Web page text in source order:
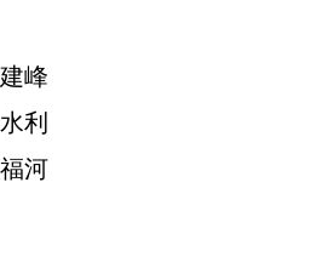
峰
利
河